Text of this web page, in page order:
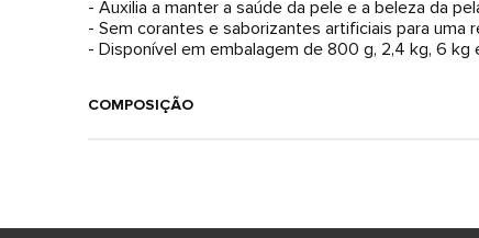
- Auxilia a manter a saúde da pele e a beleza da
- Sem corantes e saborizantes artificiais para uma
- Disponível em embalagem de 800 g, 2,4 kg, 6 kg
COMPOSIÇÃO